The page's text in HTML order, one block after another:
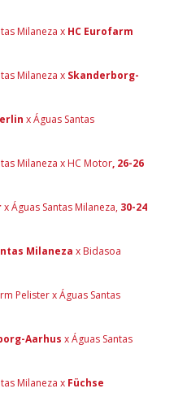
Milaneza x HC Eurofarm
Milaneza x Skanderborg-
x Águas Santas
Milaneza x HC Motor, 26-26
x Águas Santas Milaneza, 30-24
Milaneza x Bidasoa
Pelister x Águas Santas
Aarhus x Águas Santas
Milaneza x Füchse